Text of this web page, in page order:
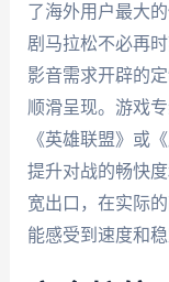
了海外用户最大
剧马拉松不必再
影音需求开辟的
顺滑呈现。游戏
《英雄联盟》或
提升对战的畅快
宽出口，在实际
能感受到速度和